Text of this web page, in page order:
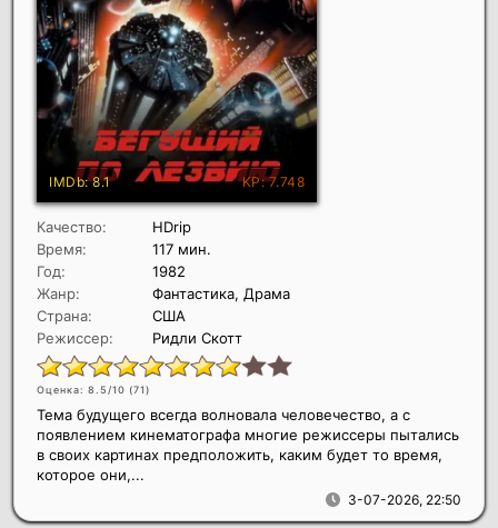
Качество:
HDrip
Время:
117 мин.
Год:
1982
Жанр:
Фантастика, Драма
Страна:
США
Режиссер:
Ридли Скотт
Оценка: 8.5/10 (71)
3-07-2026, 22:50
Тема будущего всегда волновала человечество, а с
появлением кинематографа многие режиссеры пытались
в своих картинах предположить, каким будет то время,
которое они,...